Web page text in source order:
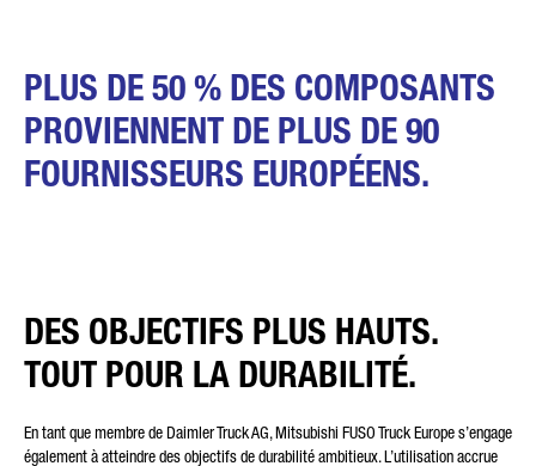
PLUS DE 50 % DES COMPOSANTS
PROVIENNENT DE PLUS DE 90
FOURNISSEURS EUROPÉENS.
DES OBJECTIFS PLUS HAUTS.
TOUT POUR LA DURABILITÉ.
En tant que membre de Daimler Truck AG, Mitsubishi FUSO Truck Europe s’engage
également à atteindre des objectifs de durabilité ambitieux. L’utilisation accrue